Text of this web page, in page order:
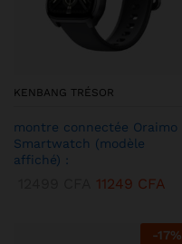
KENBANG TRÉSOR
montre connectée Oraimo
Smartwatch (modèle
affiché) :
11249 CFA
-17%